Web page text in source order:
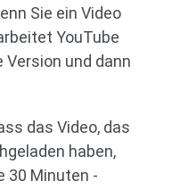
Sie ein Video
YouTube
und dann
das Video, das
haben,
30 Minuten -